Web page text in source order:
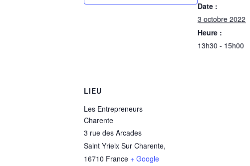
Date :
3 octobre 2022
Heure :
13h30 - 15h00
LIEU
Les Entrepreneurs
Charente
3 rue des Arcades
Saint Yrieix Sur Charente,
16710 France + Google